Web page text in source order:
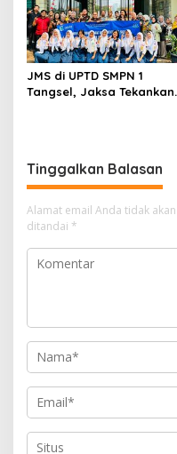
JMS di UPTD SMPN 1
Tangsel, Jaksa Tekankan
Tinggalkan Balasan
Alamat email Anda tidak
ditandai *